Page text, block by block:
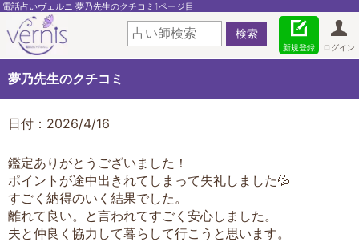
電話占いヴェルニ 夢乃先生のクチコミ1ページ目
ログイン
新規登録
夢乃先生のクチコミ
日付：2026/4/16
鑑定ありがとうございました！
ポイントが途中出きれてしまって失礼しました💦
すごく納得のいく結果でした。
離れて良い。と言われてすごく安心しました。
夫と仲良く協力して暮らして行こうと思います。